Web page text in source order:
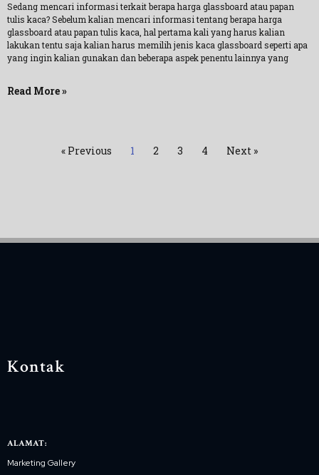
Sedang mencari informasi terkait berapa harga glassboard atau papan
tulis kaca? Sebelum kalian mencari informasi tentang berapa harga
glassboard atau papan tulis kaca, hal pertama kali yang harus kalian
lakukan tentu saja kalian harus memilih jenis kaca glassboard seperti apa
yang ingin kalian gunakan dan beberapa aspek penentu lainnya yang
Read More »
« Previous 1 2 3 4 Next »
Kontak
ALAMAT:
Marketing Gallery